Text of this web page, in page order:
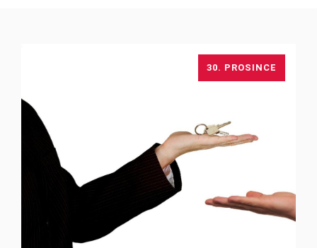
30. PROSINCE